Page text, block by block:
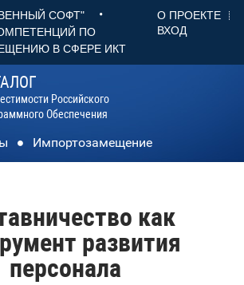
СОФТ" •
ПО
В СФЕРЕ ИКТ
О ПРОЕКТЕ
ВХОД
Российского
Обеспечения
Импортозамещение
как
развития
персонала